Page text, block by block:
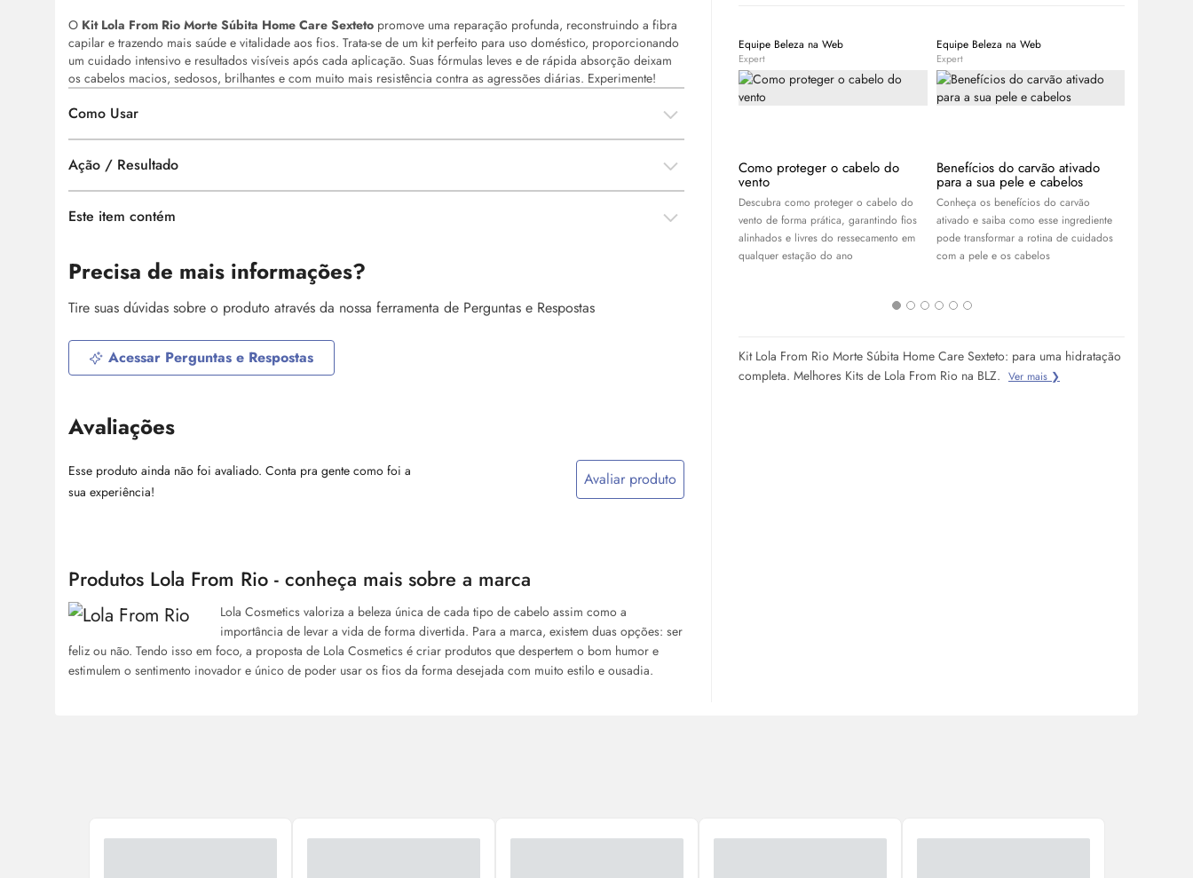
Equipe Beleza na Web
Expert
Como proteger o cabelo do
vento
Descubra como proteger o cabelo do
vento de forma prática, garantindo fios
alinhados e livres do ressecamento em
qualquer estação do ano
Equipe Beleza na Web
Expert
Benefícios do carvão ativado
para a sua pele e cabelos
Conheça os benefícios do carvão
ativado e saiba como esse ingrediente
pode transformar a rotina de cuidados
com a pele e os cabelos
Kit Lola From Rio Morte Súbita Home Care Sexteto: para uma hidratação
completa. Melhores Kits de Lola From Rio na BLZ. Ver mais ❯
O Kit Lola From Rio Morte Súbita Home Care Sexteto promove uma reparação profunda, reconstruindo a fibra
capilar e trazendo mais saúde e vitalidade aos fios. Trata-se de um kit perfeito para uso doméstico, proporcionando
um cuidado intensivo e resultados visíveis após cada aplicação. Suas fórmulas leves e de rápida absorção deixam
os cabelos macios, sedosos, brilhantes e com muito mais resistência contra as agressões diárias. Experimente!
Como Usar
Ação / Resultado
Este item contém
Precisa de mais informações?
Tire suas dúvidas sobre o produto através da nossa ferramenta de Perguntas e Respostas
Acessar Perguntas e Respostas
Avaliações
Esse produto ainda não foi avaliado. Conta pra gente como foi a
sua experiência!
Avaliar produto
Produtos Lola From Rio - conheça mais sobre a marca
Lola Cosmetics valoriza a beleza única de cada tipo de cabelo assim como a
importância de levar a vida de forma divertida. Para a marca, existem duas opções: ser
feliz ou não. Tendo isso em foco, a proposta de Lola Cosmetics é criar produtos que despertem o bom humor e
estimulem o sentimento inovador e único de poder usar os fios da forma desejada com muito estilo e ousadia.